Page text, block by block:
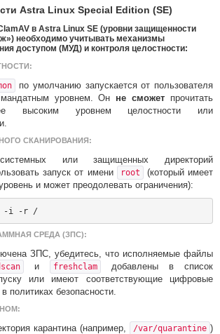
Astra Linux Special Edition (SE)
в Astra Linux SE (уровни защищенности
необходимо учитывать механизмы
доступом (МУД) и контроля целостности:
по умолчанию запускается от пользователя
уровнем. Он не сможет прочитать
уровнем целостности или
СКАНИРОВАНИЯ:
или защищенных директорий
запуск от имени
root
(который имеет
и может преодолевать ограничения):
СРЕДА (ЗПС):
ЗПС, убедитесь, что исполняемые файлы
и freshclam
добавлены в список
или имеют соответствующие цифровые
политиках безопасности.
карантина (например, /var/quarantine )